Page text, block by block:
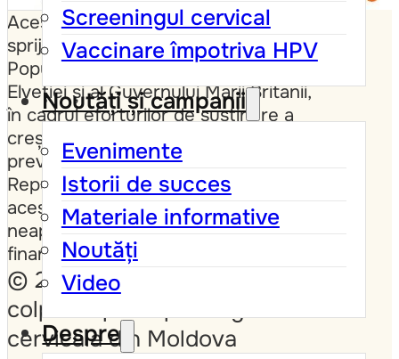
Screeningul cervical
Vaccinare împotriva HPV
Noutăți și campanii
Evenimente
Istorii de succes
Materiale informative
Noutăți
Video
Despre
Acest site a fost dezvoltat cu
sprijinul Fondului ONU pentru
Populație (UNFPA), al Guvernului
Elveției și al Guvernului Marii Britanii,
în cadrul eforturilor de susținere a
creșterii nivelului de informare privind
prevenirea cancerului de col uterin în
Republica Moldova. Conținutul
acestui site nu reflectă în mod
neapărat punctele de vedere ale
finanțatorilor.
© 2026 Societate de
colposcopie si patologie
cervicala din Moldova